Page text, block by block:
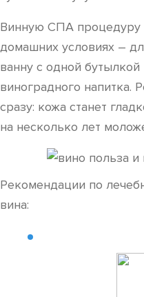
Винную СПА процедуру
домашних условиях –
ванну с одной бутылкой
виноградного напитка.
сразу: кожа станет
на несколько лет
Рекомендации по
вина: